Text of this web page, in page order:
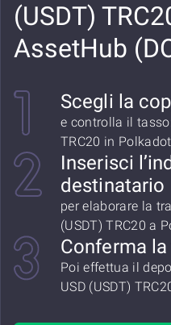
(USDT)
AssetHub
Scegli la
e controlla il
TRC20 in
Inserisci
destinatario
per elaborare la
(USDT) TRC20 a
Conferma
Poi effettua il
USD (USDT)